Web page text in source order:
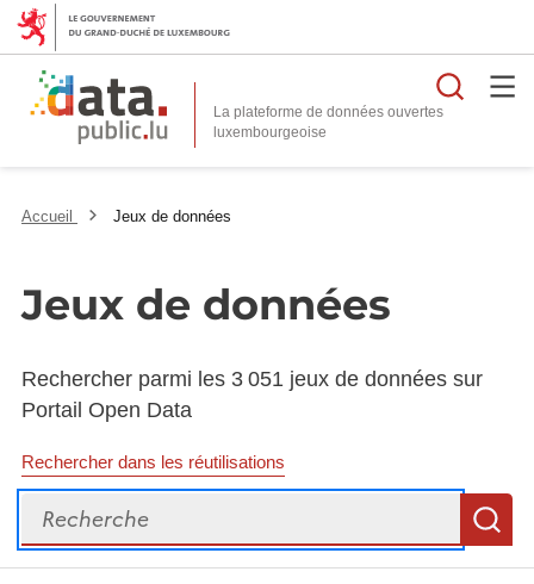
La plateforme de données ouvertes
Accueil Jeux de données
Jeux de données
Rechercher parmi les 3 051 jeux de données sur
Portail Open Data
Rechercher dans les réutilisations
Recherche